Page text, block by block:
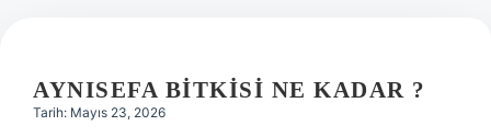
Hakkımızda
AYNISEFA BITKISI NE KADAR ?
Tarih: Mayıs 23, 2026